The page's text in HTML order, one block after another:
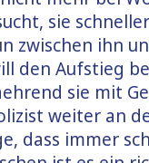
sie
zwischen ihn
den Aufstieg
sie mit
weiter an
dass immer